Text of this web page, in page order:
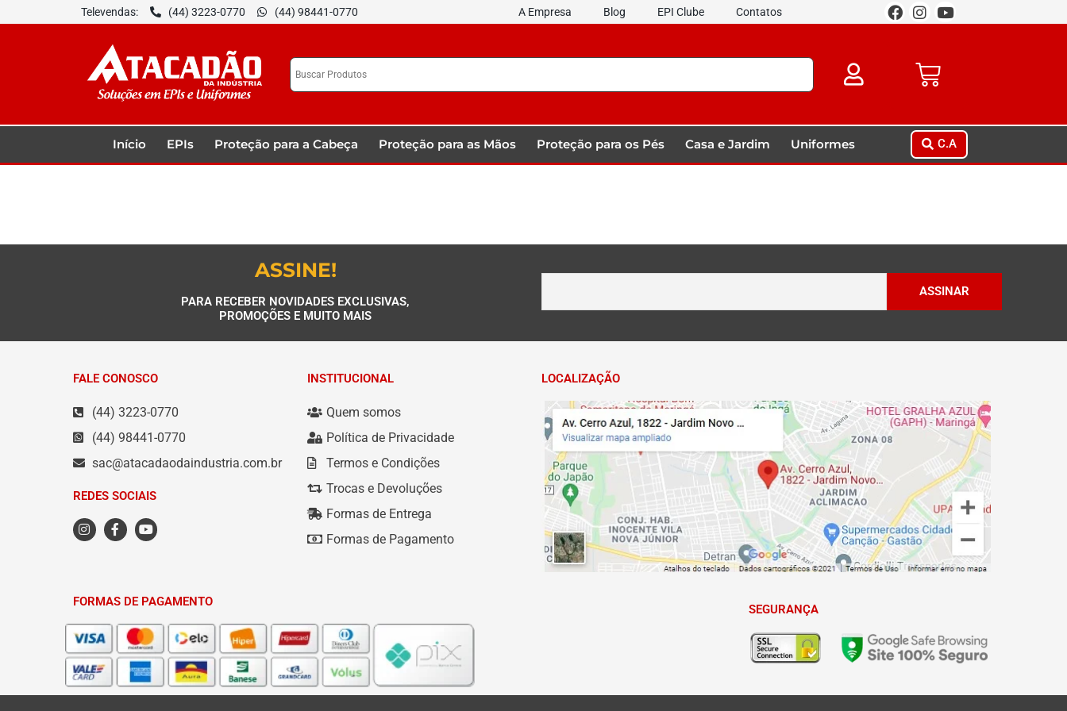
Televendas: (44) 3223-0770 (44) 98441-0770 A Empresa Blog EPI Clube Contatos
Início EPIs Proteção para a Cabeça Proteção para as Mãos Proteção para os Pés Casa e Jardim Uniformes C.A
ASSINE!
PARA RECEBER NOVIDADES EXCLUSIVAS,
PROMOÇÕES E MUITO MAIS
ASSINAR
FALE CONOSCO
(44) 3223-0770
(44) 98441-0770
sac@atacadaodaindustria.com.br
REDES SOCIAIS
INSTITUCIONAL
Quem somos
Política de Privacidade
Termos e Condições
Trocas e Devoluções
Formas de Entrega
Formas de Pagamento
LOCALIZAÇÃO
FORMAS DE PAGAMENTO
SEGURANÇA